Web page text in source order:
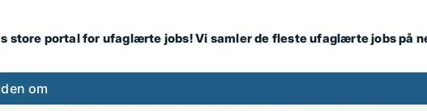
store portal for ufaglærte jobs! Vi samler de fleste ufaglærte jobs på
om